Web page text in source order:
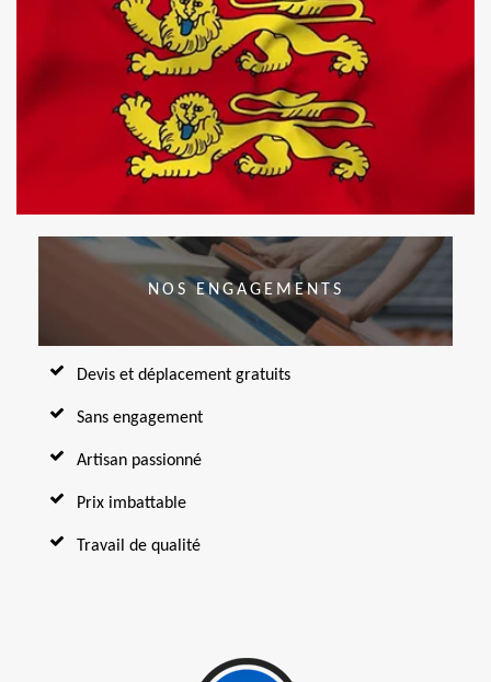
NOS ENGAGEMENTS
Devis et déplacement gratuits
Sans engagement
Artisan passionné
Prix imbattable
Travail de qualité